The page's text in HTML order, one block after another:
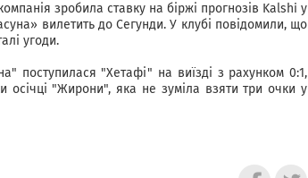
зробила ставку на біржі прогнозів Kalshi у
вилетить до Сегунди. У клубі повідомили, що
угоди.
поступилася "Хетафі" на виїзді з рахунком 0:1,
осічці "Жирони", яка не зуміла взяти три очки у